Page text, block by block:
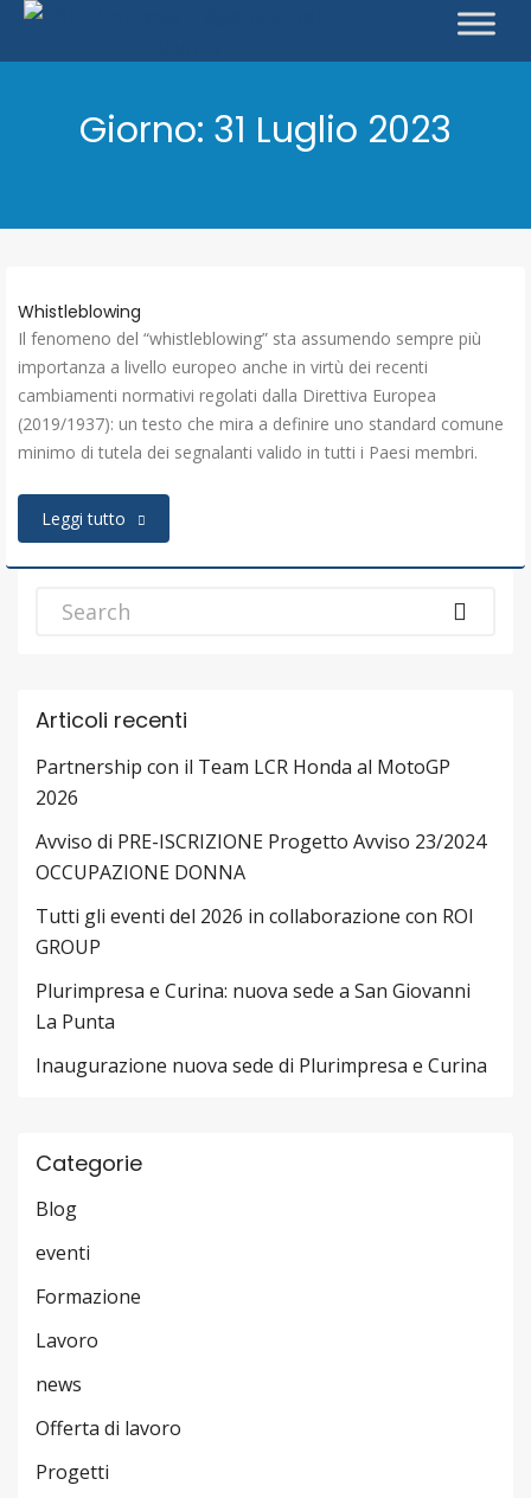
Giorno: 31 Luglio 2023
Whistleblowing
Il fenomeno del “whistleblowing” sta assumendo sempre più
importanza a livello europeo anche in virtù dei recenti
cambiamenti normativi regolati dalla Direttiva Europea
(2019/1937): un testo che mira a definire uno standard comune
minimo di tutela dei segnalanti valido in tutti i Paesi membri.
Leggi tutto
Articoli recenti
Partnership con il Team LCR Honda al MotoGP
2026
Avviso di PRE-ISCRIZIONE Progetto Avviso 23/2024
OCCUPAZIONE DONNA
Tutti gli eventi del 2026 in collaborazione con ROI
GROUP
Plurimpresa e Curina: nuova sede a San Giovanni
La Punta
Inaugurazione nuova sede di Plurimpresa e Curina
Categorie
Blog
eventi
Formazione
Lavoro
news
Offerta di lavoro
Progetti